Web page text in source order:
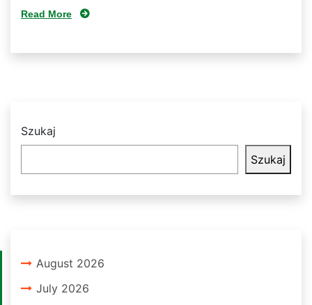
Read More
Szukaj
Szukaj
August 2026
July 2026